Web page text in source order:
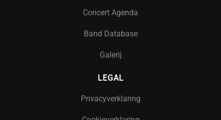
Concert Agenda
Band Database
Galerij
LEGAL
Privacyverklaring